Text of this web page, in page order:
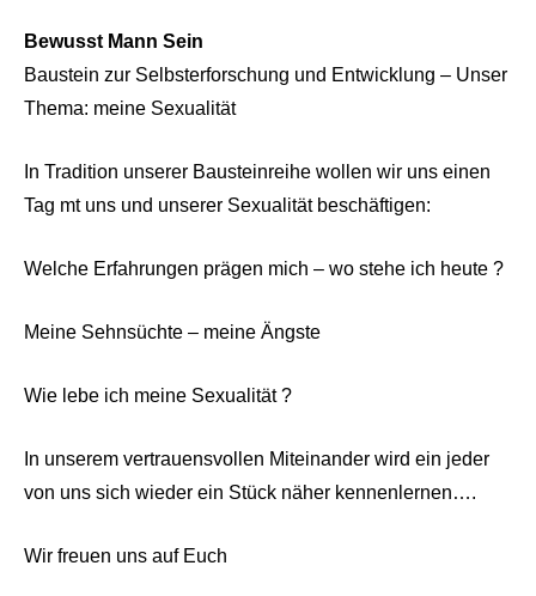
Bewusst Mann Sein
Baustein zur Selbsterforschung und Entwicklung – Unser
Thema: meine Sexualität
In Tradition unserer Bausteinreihe wollen wir uns einen
Tag mt uns und unserer Sexualität beschäftigen:
Welche Erfahrungen prägen mich – wo stehe ich heute ?
Meine Sehnsüchte – meine Ängste
Wie lebe ich meine Sexualität ?
In unserem vertrauensvollen Miteinander wird ein jeder
von uns sich wieder ein Stück näher kennenlernen….
Wir freuen uns auf Euch